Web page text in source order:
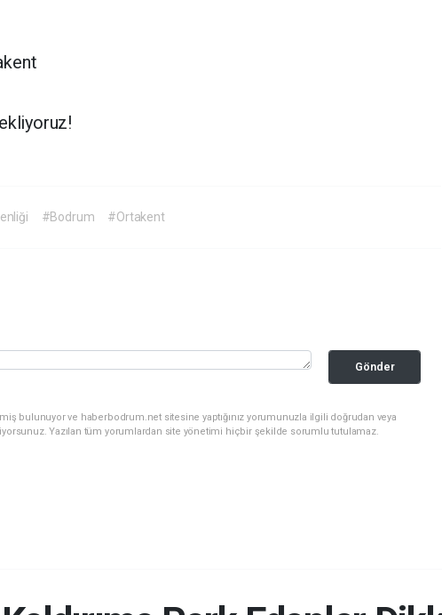
#Bodrum #Ortakent
Gönder
bulunuyor ve haberbodrum.net sitesine yaptığınız yorumunuzla ilgili doğrudan veya
Yazılan tüm yorumlardan site yönetimi hiçbir şekilde sorumlu tutulamaz.